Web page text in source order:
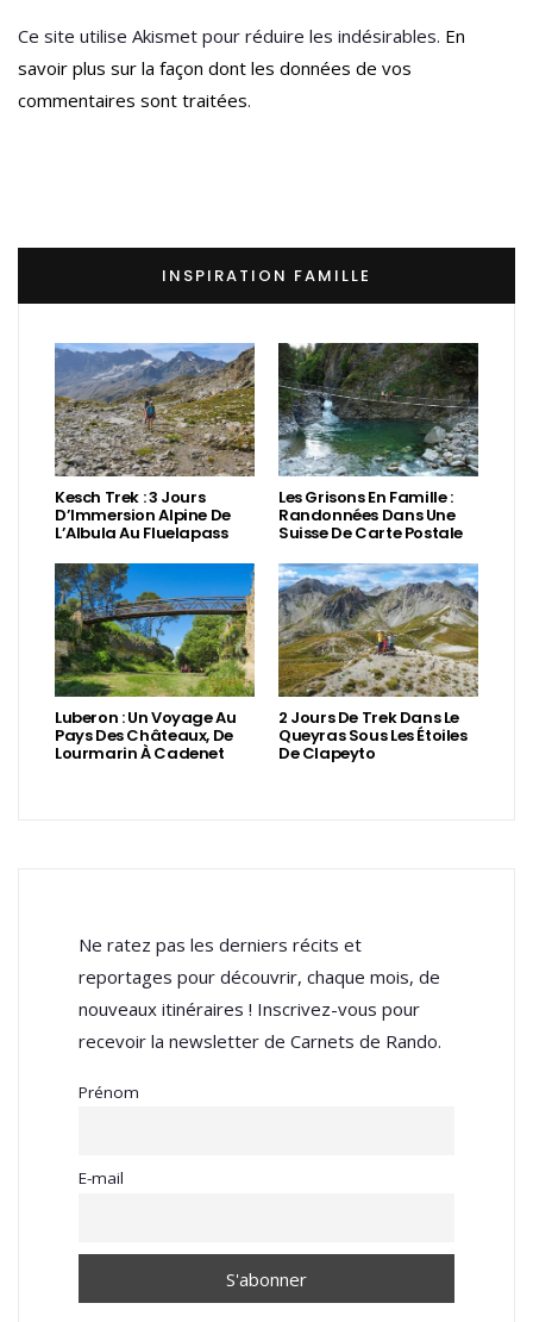
Ce site utilise Akismet pour réduire les indésirables. En
savoir plus sur la façon dont les données de vos
commentaires sont traitées.
INSPIRATION FAMILLE
Kesch Trek : 3 Jours
D’Immersion Alpine De
L’Albula Au Fluelapass
Les Grisons En Famille :
Randonnées Dans Une
Suisse De Carte Postale
Luberon : Un Voyage Au
Pays Des Châteaux, De
Lourmarin À Cadenet
2 Jours De Trek Dans Le
Queyras Sous Les Étoiles
De Clapeyto
Ne ratez pas les derniers récits et
reportages pour découvrir, chaque mois, de
nouveaux itinéraires ! Inscrivez-vous pour
recevoir la newsletter de Carnets de Rando.
Prénom
E-mail